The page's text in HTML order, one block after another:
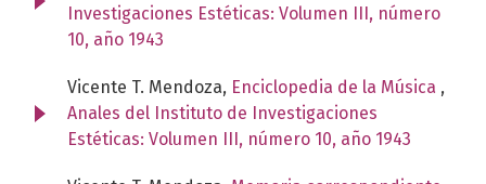
Investigaciones Estéticas: Volumen III, número
10, año 1943
Vicente T. Mendoza, Enciclopedia de la Música ,
Anales del Instituto de Investigaciones
Estéticas: Volumen III, número 10, año 1943